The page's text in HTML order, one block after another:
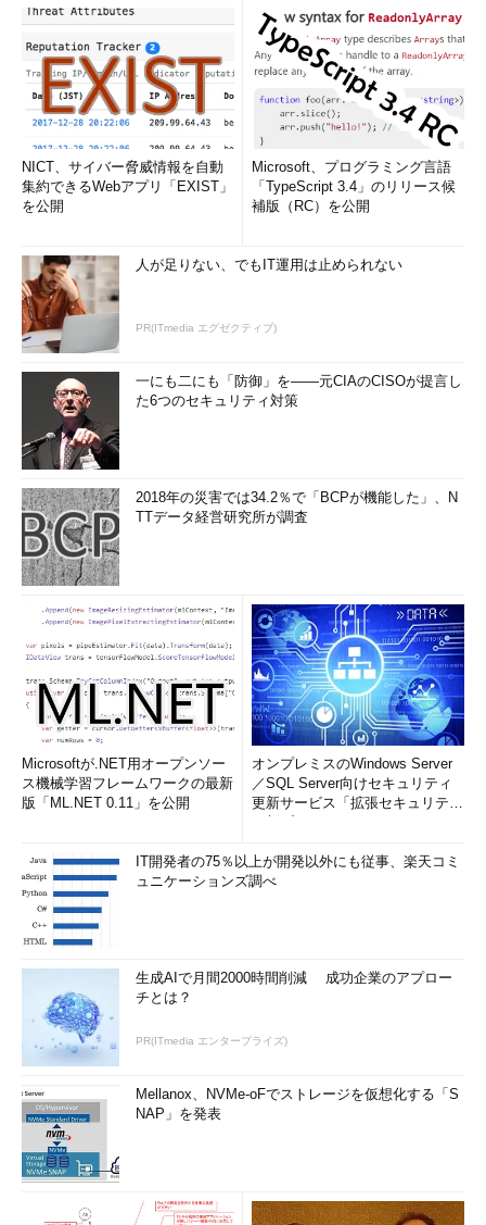
NICT、サイバー脅威情報を自動
集約できるWebアプリ「EXIST」
を公開
Microsoft、プログラミング言語
「TypeScript 3.4」のリリース候
補版（RC）を公開
人が足りない、でもIT運用は止められない
PR(ITmedia エグゼクティブ)
一にも二にも「防御」を――元CIAのCISOが提言し
た6つのセキュリティ対策
2018年の災害では34.2％で「BCPが機能した」、N
TTデータ経営研究所が調査
Microsoftが.NET用オープンソー
ス機械学習フレームワークの最新
版「ML.NET 0.11」を公開
オンプレミスのWindows Server
／SQL Server向けセキュリティ
更新サービス「拡張セキュリティ
IT開発者の75％以上が開発以外にも従事、楽天コミ
ュニケーションズ調べ
生成AIで月間2000時間削減 成功企業のアプロー
チとは？
PR(ITmedia エンタープライズ)
Mellanox、NVMe-oFでストレージを仮想化する「S
NAP」を発表